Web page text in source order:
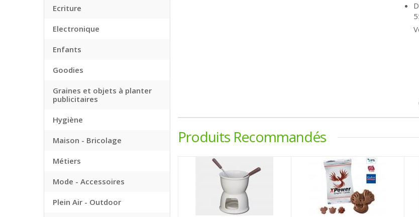
Ecriture
Electronique
Enfants
Goodies
Graines et objets à planter
publicitaires
Hygiène
Maison - Bricolage
Métiers
Mode - Accessoires
Plein Air - Outdoor
Produits Recommandés